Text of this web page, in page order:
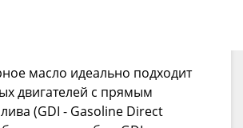
масло идеально подходит
двигателей с прямым
(GDI - Gasoline Direct